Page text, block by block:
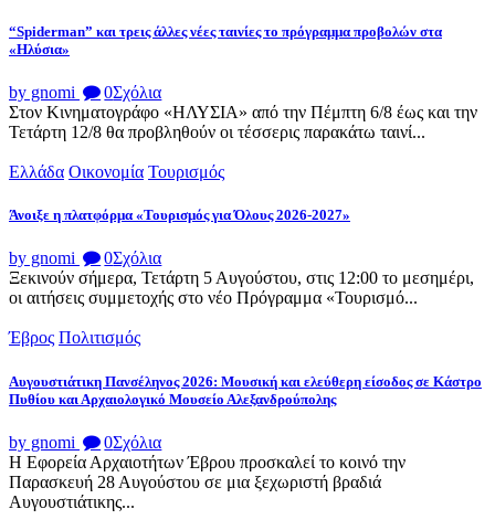
“Spiderman” και τρεις άλλες νέες ταινίες το πρόγραμμα προβολών στα
«Ηλύσια»
by gnomi 0Σχόλια
Στον Κινηματογράφο «ΗΛΥΣΙΑ» από την Πέμπτη 6/8 έως και την
Τετάρτη 12/8 θα προβληθούν οι τέσσερις παρακάτω ταινί...
Ελλάδα Οικονομία Τουρισμός
Άνοιξε η πλατφόρμα «Τουρισμός για Όλους 2026-2027»
by gnomi 0Σχόλια
Ξεκινούν σήμερα, Τετάρτη 5 Αυγούστου, στις 12:00 το μεσημέρι,
οι αιτήσεις συμμετοχής στο νέο Πρόγραμμα «Τουρισμό...
Έβρος Πολιτισμός
Αυγουστιάτικη Πανσέληνος 2026: Μουσική και ελεύθερη είσοδος σε Κάστρο
Πυθίου και Αρχαιολογικό Μουσείο Αλεξανδρούπολης
by gnomi 0Σχόλια
Η Εφορεία Αρχαιοτήτων Έβρου προσκαλεί το κοινό την
Παρασκευή 28 Αυγούστου σε μια ξεχωριστή βραδιά
Αυγουστιάτικης...